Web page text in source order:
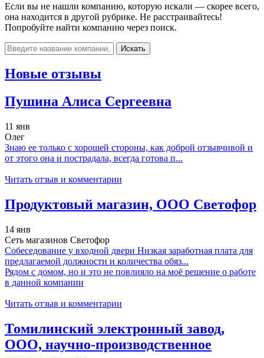
Если вы не нашли компанию, которую искали — скорее всего,
она находится в другой рубрике. Не расстраивайтесь!
Попробуйте найти компанию через поиск.
Искать
Новые отзывы
Пушина Алиса Сергеевна
11 янв
Олег
Знаю ее только с хорошей стороны, как доброй отзывчивой и
от этого она и пострадала, всегда готова п...
Читать отзыв и комментарии
Продуктовый магазин, ООО Светофор
14 янв
Сеть магазинов Светофор
Собеседование у входной двери Низкая заработная плата для
предлагаемой должности и количества обяз...
Рядом с домом, но и это не повлияло на моё решение о работе
в данной компании
Читать отзыв и комментарии
Томилинский электронный завод,
ООО, научно-производственное